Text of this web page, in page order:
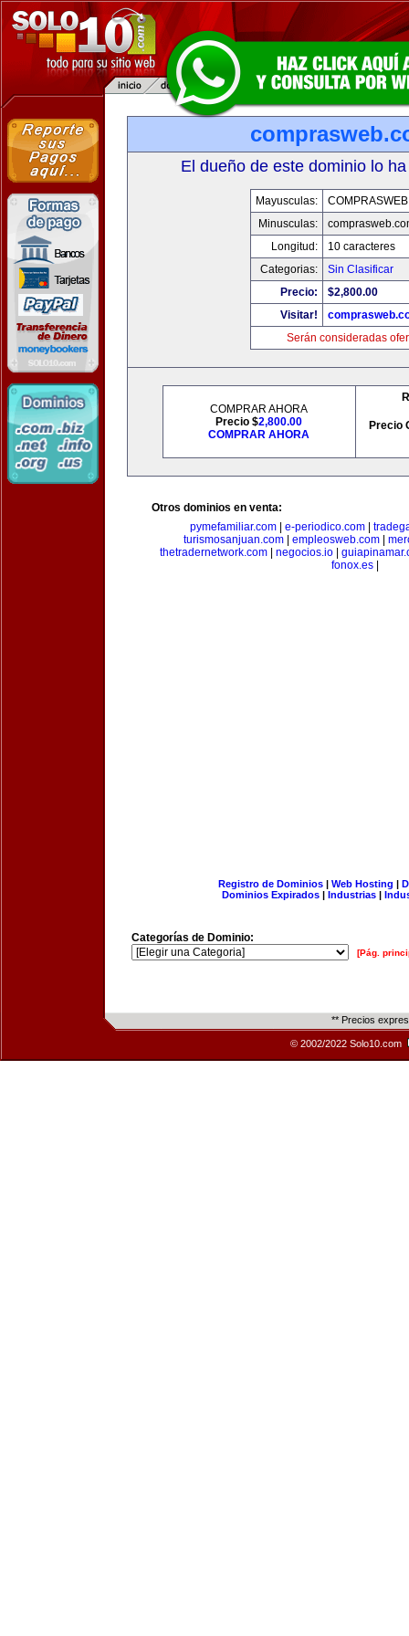
El dueño de este dominio lo
Mayusculas:
Minusculas:
Longitud:
10 caracteres
Categorias:
Sin Clasificar
Precio:
$2,800.00
Visitar!
Serán consideradas
COMPRAR AHORA
Precio $2,800.00
COMPRAR AHORA
Precio
Otros dominios en venta:
pymefamiliar.com| e-periodico.com|
turismosanjuan.com| empleosweb.com|
thetradernetwork.com
negocios.io
fonox.es
Registro de Dominios| Web Hosting |
Dominios Expirados | Industrias |
Categorías de Dominio:
[Pág.
** Precios
© 2002/2022 Solo10.com